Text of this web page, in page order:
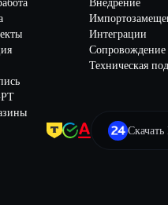
Внедрение
Интеграции
Сопровождение
Техническая